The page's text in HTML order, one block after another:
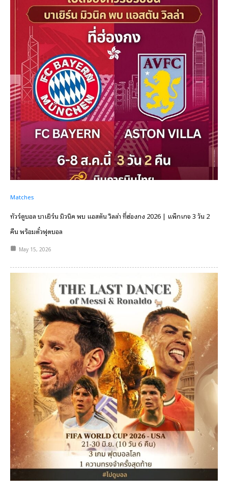
Matches
ทัวร์ดูบอล บาเยิร์น มิวนิค พบ แอสตัน วิลล่า ที่ฮ่องกง 2026 | แพ็กเกจ 3 วัน 2
คืน พร้อมตั๋วฟุตบอล
May 15, 2026